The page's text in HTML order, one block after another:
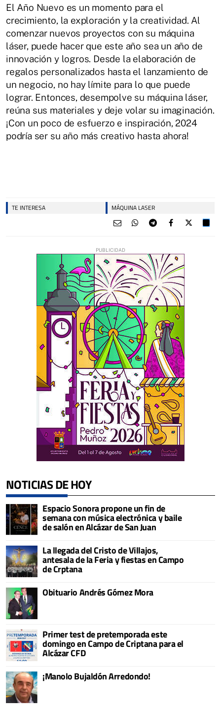
El Año Nuevo es un momento para el
crecimiento, la exploración y la creatividad. Al
comenzar nuevos proyectos con su máquina
láser, puede hacer que este año sea un año de
innovación y logros. Desde la elaboración de
regalos personalizados hasta el lanzamiento de
un negocio, no hay límite para lo que puede
lograr. Entonces, desempolve su máquina láser,
reúna sus materiales y deje volar su imaginación.
¡Con un poco de esfuerzo e inspiración, 2024
podría ser su año más creativo hasta ahora!
TE INTERESA MÁQUINA LASER
NOTICIAS DE HOY
Espacio Sonora propone un fin de
semana con música electrónica y baile
de salón en Alcázar de San Juan
La llegada del Cristo de Villajos,
antesala de la Feria y fiestas en Campo
de Crptana
Obituario Andrés Gómez Mora
Primer test de pretemporada este
domingo en Campo de Criptana para el
Alcázar CFD
¡Manolo Bujaldón Arredondo!